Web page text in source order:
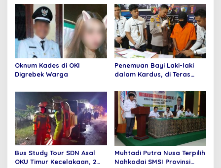
Sabu dan 6 Paket pil
Ekstasi Di Bandara
Internasional Minangkabau
Purnama
Oknum Kades di OKI
Digrebek Warga
Penemuan Bayi Laki-laki
dalam Kardus, di Teras
Bus Study Tour SDN Asal
OKU Timur Kecelakaan, 2
Muhtadi Putra Nusa Terpilih
Nahkodai SMSI Provinsi